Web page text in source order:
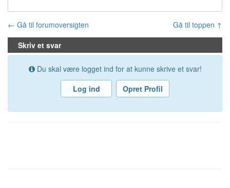
← Gå til forumoversigten
Gå til toppen ↑
Skriv et svar
Du skal være logget ind for at kunne skrive et svar!
Log ind
Opret Profil